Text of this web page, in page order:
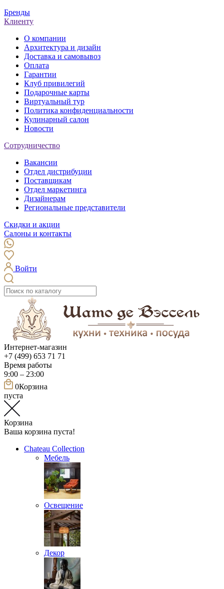
Бренды
Клиенту
О компании
Архитектура и дизайн
Доставка и самовывоз
Оплата
Гарантии
Клуб привилегий
Подарочные карты
Виртуальный тур
Политика конфиденциальности
Кулинарный салон
Новости
Сотрудничество
Вакансии
Отдел дистрибуции
Поставщикам
Отдел маркетинга
Дизайнерам
Региональные представители
Скидки и акции
Салоны и контакты
Войти
Интернет-магазин
+7 (499) 653 71 71
Время работы
9:00 – 23:00
0Корзина
пуста
Корзина
Ваша корзина пуста!
Chateau Collection
Мебель
Освещение
Декор